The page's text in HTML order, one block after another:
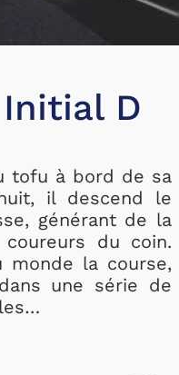
D
tofu à bord de sa
il descend le
générant de la
du coin.
monde la course,
une série de